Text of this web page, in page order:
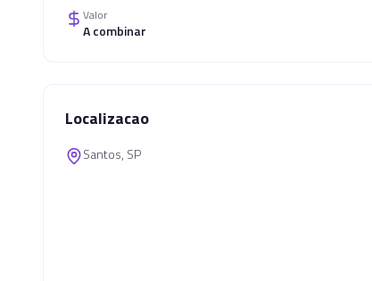
Valor
A combinar
Localizacao
Santos, SP